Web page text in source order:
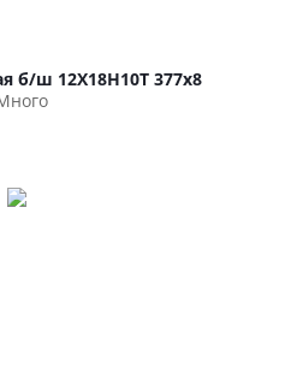
б/ш 12Х18Н10Т 377х8